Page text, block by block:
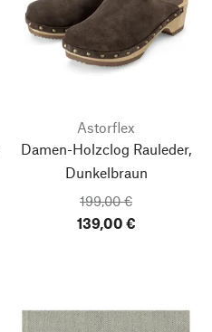
Astorflex
Damen-Holzclog Rauleder,
Dunkelbraun
199,00 €
139,00 €